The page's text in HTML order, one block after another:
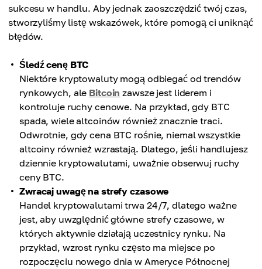
sukcesu w handlu. Aby jednak zaoszczędzić twój czas,
stworzyliśmy listę wskazówek, które pomogą ci uniknąć
błędów.
Śledź cenę BTC
Niektóre kryptowaluty mogą odbiegać od trendów
rynkowych, ale Bitcoin zawsze jest liderem i
kontroluje ruchy cenowe. Na przykład, gdy BTC
spada, wiele altcoinów również znacznie traci.
Odwrotnie, gdy cena BTC rośnie, niemal wszystkie
altcoiny również wzrastają. Dlatego, jeśli handlujesz
dziennie kryptowalutami, uważnie obserwuj ruchy
ceny BTC.
Zwracaj uwagę na strefy czasowe
Handel kryptowalutami trwa 24/7, dlatego ważne
jest, aby uwzględnić główne strefy czasowe, w
których aktywnie działają uczestnicy rynku. Na
przykład, wzrost rynku często ma miejsce po
rozpoczęciu nowego dnia w Ameryce Północnej